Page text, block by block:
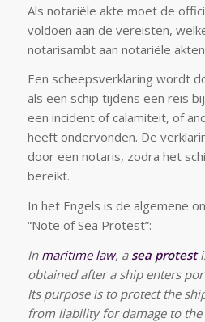
Als notariële akte moet de
voldoen aan de vereisten,
notarisambt aan notariële
Een scheepsverklaring wordt
als een schip tijdens een reis
een incident of calamiteit, of
heeft ondervonden. De
door een notaris, zodra het
bereikt.
In het Engels is de algemene
“Note of Sea Protest”:
In maritime law, a sea protest
obtained after a ship enters
Its purpose is to protect the
from liability for damage to